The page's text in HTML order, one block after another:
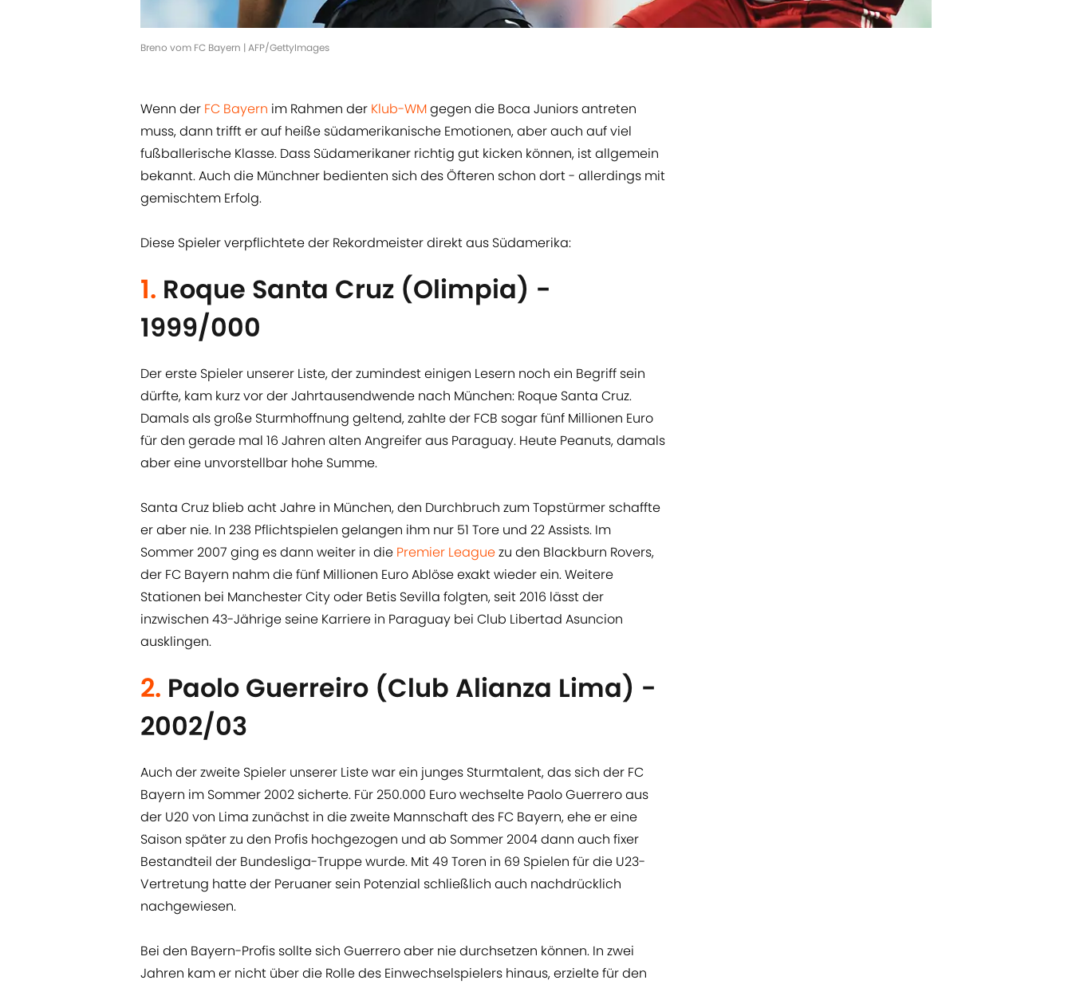
Breno vom FC Bayern | AFP/GettyImages
Wenn der FC Bayern im Rahmen der Klub-WMgegen die Boca Juniors antreten
muss, dann trifft er auf heiße südamerikanische Emotionen, aber auch auf viel
fußballerische Klasse. Dass Südamerikaner richtig gut kicken können, ist allgemein
bekannt. Auch die Münchner bedienten sich des Öfteren schon dort - allerdings mit
gemischtem Erfolg.
Diese Spieler verpflichtete der Rekordmeister direkt aus Südamerika:
1. Roque Santa Cruz (Olimpia) -
1999/000
Der erste Spieler unserer Liste, der zumindest einigen Lesern noch ein Begriff sein
dürfte, kam kurz vor der Jahrtausendwende nach München: Roque Santa Cruz.
Damals als große Sturmhoffnung geltend, zahlte der FCB sogar fünf Millionen Euro
für den gerade mal 16 Jahren alten Angreifer aus Paraguay. Heute Peanuts, damals
aber eine unvorstellbar hohe Summe.
Santa Cruz blieb acht Jahre in München, den Durchbruch zum Topstürmer schaffte
er aber nie. In 238 Pflichtspielen gelangen ihm nur 51 Tore und 22 Assists. Im
Sommer 2007 ging es dann weiter in die Premier Leaguezu den Blackburn Rovers,
der FC Bayern nahm die fünf Millionen Euro Ablöse exakt wieder ein. Weitere
Stationen bei Manchester City oder Betis Sevilla folgten, seit 2016 lässt der
inzwischen 43-Jährige seine Karriere in Paraguay bei Club Libertad Asuncion
ausklingen.
2. Paolo Guerreiro (Club Alianza Lima) -
2002/03
Auch der zweite Spieler unserer Liste war ein junges Sturmtalent, das sich der FC
Bayern im Sommer 2002 sicherte. Für 250.000 Euro wechselte Paolo Guerrero aus
der U20 von Lima zunächst in die zweite Mannschaft des FC Bayern, ehe er eine
Saison später zu den Profis hochgezogen und ab Sommer 2004 dann auch fixer
Bestandteil der Bundesliga-Truppe wurde. Mit 49 Toren in 69 Spielen für die U23-
Vertretung hatte der Peruaner sein Potenzial schließlich auch nachdrücklich
nachgewiesen.
Bei den Bayern-Profis sollte sich Guerrero aber nie durchsetzen können. In zwei
Jahren kam er nicht über die Rolle des Einwechselspielers hinaus, erzielte für den